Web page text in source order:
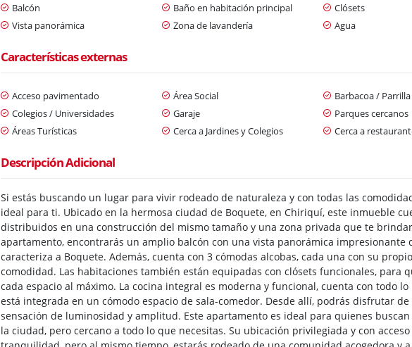
Balcón Baño en habitación principal Clósets
Vista panorámica
Zona de lavandería Agua
Características externas
Acceso pavimentado Área Social Barbacoa /
Colegios / Universidades
Garaje Parques cercanos
Áreas Turísticas
Cerca a Jardines y Colegios Cerca a
Descripción Adicional
Si estás buscando un lugar para vivir rodeado de naturaleza y con todas las
ideal para ti. Ubicado en la hermosa ciudad de Boquete, en Chiriquí, este inmueble
distribuidos en una construcción del mismo tamaño y una zona privada que te
apartamento, encontrarás un amplio balcón con una vista panorámica impresionante
caracteriza a Boquete. Además, cuenta con 3 cómodas alcobas, cada una con su
comodidad. Las habitaciones también están equipadas con clósets funcionales, para
cada espacio al máximo. La cocina integral es moderna y funcional, cuenta con todo
está integrada en un cómodo espacio de sala-comedor. Desde allí, podrás disfrutar
sensación de luminosidad y amplitud. Este apartamento es ideal para quienes
la ciudad, pero cercano a todo lo que necesitas. Su ubicación privilegiada y con